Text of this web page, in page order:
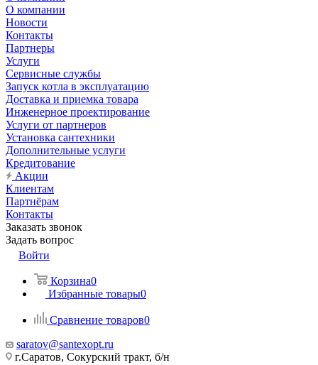
О компании
Новости
Контакты
Партнеры
Услуги
Сервисные службы
Запуск котла в эксплуатацию
Доставка и приемка товара
Инженерное проектирование
Услуги от партнеров
Установка сантехники
Дополнительные услуги
Кредитование
Акции
Клиентам
Партнёрам
Контакты
Заказать звонок
Задать вопрос
Войти
Корзина0
Избранные товары0
Сравнение товаров0
saratov@santexopt.ru
г.Саратов, Сокурский тракт, б/н